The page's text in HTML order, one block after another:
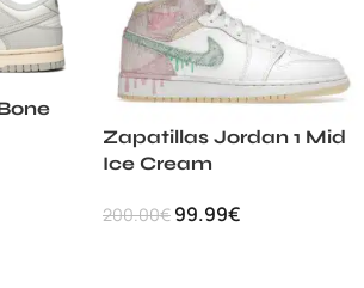
Zapatillas Jordan 1 Mid
Ice Cream
200.00€ 99.99€